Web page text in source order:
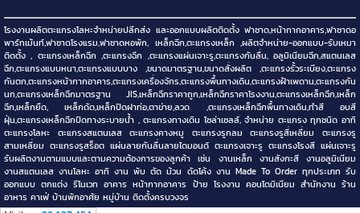
โรงงานผลิตตะแกรงโลหะจำหน่ายปลีกส่ง และออกแบบผลิตติดตั้ง ฟาซาด,หน้ากากอาคาร,ฟาซาดอ
พาร์ทเม้นท์,ฟาซาดโรงแรม,ฟาซาดหอพัก, เหล็กฉีก,ตะแกรงเหล็ก ,ผลิตจำหน่าย-ออกแบบ-รับเหมา
ติดตั้ง , ตะแกรงเหล็กฉีก ,ตะแกรงฉีก ,ตะแกรงแผ่นเจาะรู,ตะแกรงกันลื่น, อลูมิเนียมฉีก,สแตนเลส
ฉีก,ตะแกรงแบบหนา,ตะแกรงแบบบาง ,ขนาดมาตรฐาน,ขนาดสั่งผลิต ,ตะแกรงรั้วระเบียง,ตะแกรง
กันตก,ตะแกรงหน้ากากอาคาร,ตะแกรงเครื่องจักร,ตะแกรงพื้นทางเดิน,ตะแกรงฝ้าเพดาน,ตะแกรงกัน
นก,ตะแกรงเหล็กฉีกมาตรฐาน JIS,เหล็กฉีกราคาถูก,เหล็กฉีกราคาโรงงาน,ตะแกรงเหล็กฉีก,เหล็ก
ฉีก,เหล็กยืด, เหล็กดัด,เหล็กปิดฝาท่อ,ตาข่าย,ลวด ,ตะแกรงเหล็กฉีกพื้นทางเดิน,ทำสี อบสี
ฝุ่น,ตะแกรงเหล็กฉีกปิดทางระบายน้ำ , ตะแกรงทางเดิน โซล่าเซลล์, จำหน่าย ตะแกรง ทุกชนิด อาทิ
ตะแกรงโลหะ ตะแกรงสแตนเลส ตะแกรงคางหมู ตะแกรงรูกลม ตะแกรงรูสี่เหลี่ยม ตะแกรงรู
สามเหลี่ยม ตะแกรงรูสร็อต แผ่นลายกันลื่นลายไดมอนด์ ตะแกรงเจาะรู ตะแกรงโรงสี แผ่นเจาะรู
รับผลิตงานตามแบบและตามความต้องการของลูกค้า เช่น งานเหล็ก งานสังกะสี งานอลูมิเนียม
งานสแตนเลส งานโลหะ อาทิ งาน พับ ตัด ม้วน ดัดโค้ง งาน Made To Order ทุกประเภท รับ
ออกแบบ ตกแต่ง รีโนเวท อาคาร หน้ากากอาคาร ป้าย โรงงาน คอนโดมิเนียม สำนักงาน ร้าน
อาหาร คาเฟ่ บ้านพักอาศัย หมู่บ้าน ติดตั้งครบวงจร